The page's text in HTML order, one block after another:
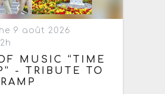
9 août 2026
MUSIC “TIME
- TRIBUTE TO